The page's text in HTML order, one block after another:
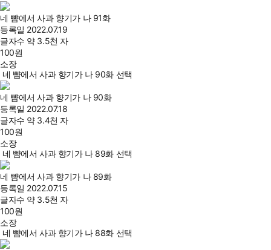
네 뺨에서 사과 향기가 나 91화
등록일 2022.07.19
글자수 약 3.5천 자
100원
소장
네 뺨에서 사과 향기가 나 90화 선택
네 뺨에서 사과 향기가 나 90화
등록일 2022.07.18
글자수 약 3.4천 자
100원
소장
네 뺨에서 사과 향기가 나 89화 선택
네 뺨에서 사과 향기가 나 89화
등록일 2022.07.15
글자수 약 3.5천 자
100원
소장
네 뺨에서 사과 향기가 나 88화 선택